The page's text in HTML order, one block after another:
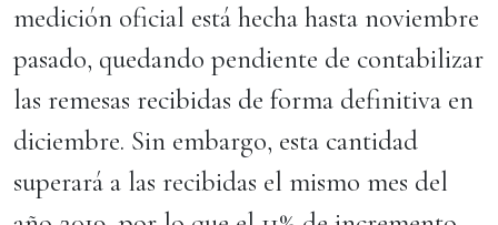
medición oficial está hecha hasta noviembre
pasado, quedando pendiente de contabilizar
las remesas recibidas de forma definitiva en
diciembre. Sin embargo, esta cantidad
superará a las recibidas el mismo mes del